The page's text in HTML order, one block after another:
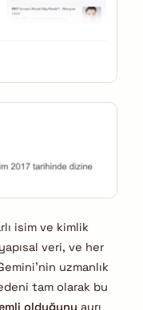
isim ve kimlik
veri, ve her
uzmanlık
tam olarak bu
olduğunu ayrı